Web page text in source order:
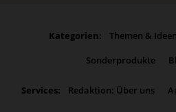
Kategorien: Themen & Ideen
Sonderprodukte
Services: Redaktion: Über uns